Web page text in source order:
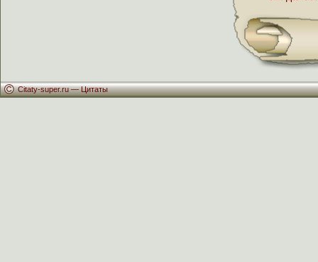
Citaty-super.ru —Цитаты